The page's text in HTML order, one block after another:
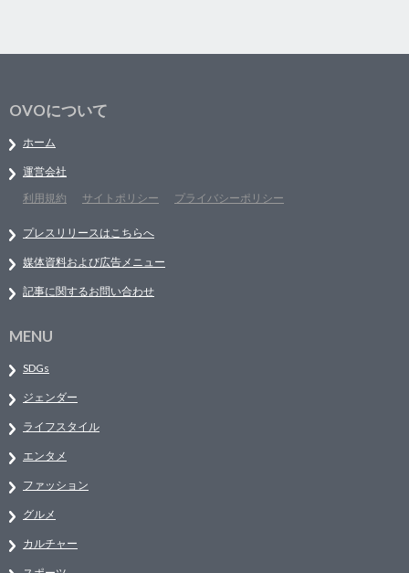
OVOについて
ホーム
運営会社
利用規約
サイトポリシー プライバシーポリシー
プレスリリースはこちらへ
媒体資料および広告メニュー
記事に関するお問い合わせ
MENU
SDGs
ジェンダー
ライフスタイル
エンタメ
ファッション
グルメ
カルチャー